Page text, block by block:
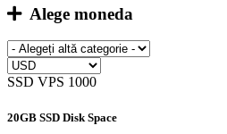
Alege moneda
SSD VPS 1000
20GB SSD Disk Space